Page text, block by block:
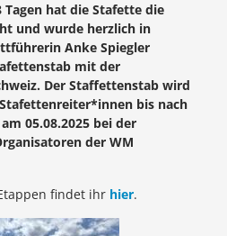
Tagen hat die Stafette die
und wurde herzlich in
Anke Spiegler
mit der
Der Staffettenstab wird
bis nach
05.08.2025 bei der
der WM
findet ihr hier.